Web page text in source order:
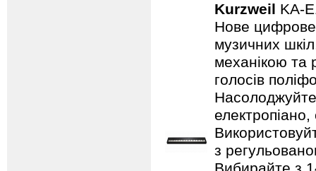
Kurzweil KA-
Нове цифрове
музичних
механікою та
голосів
з